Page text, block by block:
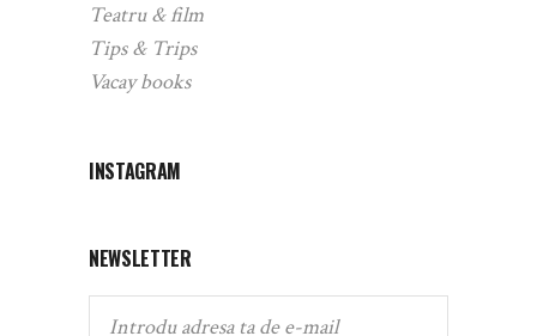
Teatru & film
Tips & Trips
Vacay books
INSTAGRAM
NEWSLETTER